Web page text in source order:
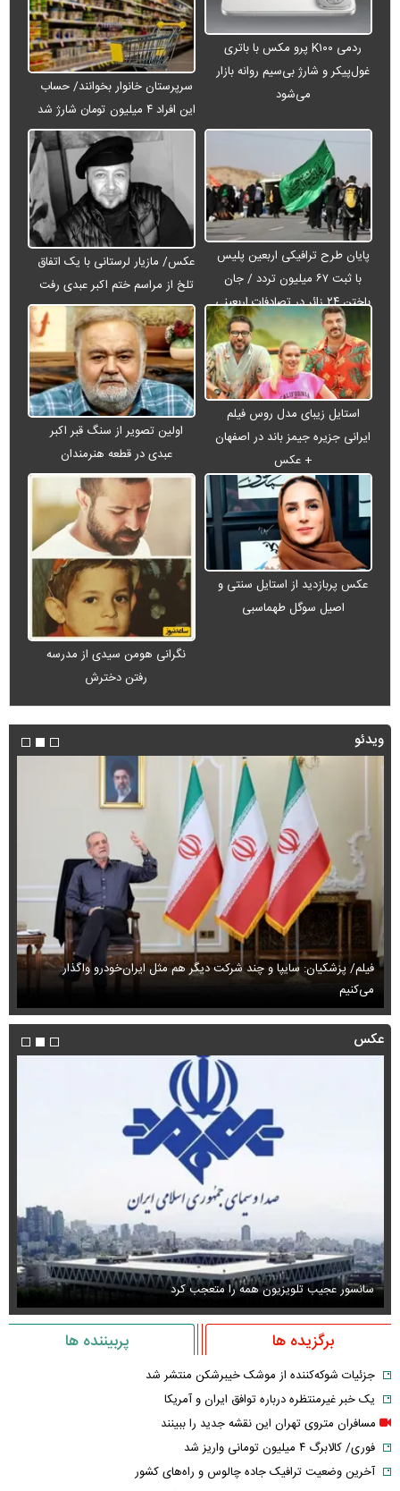
ردمی K۱۰۰ پرو مکس با باتری
غول‌پیکر و شارژ بی‌سیم روانه بازار
می‌شود
سرپرستان خانوار بخوانند/ حساب
این افراد ۴ میلیون تومان شارژ شد
پایان طرح ترافیکی اربعین پلیس
با ثبت ۶۷ میلیون تردد / جان
باختن ۲۴ زائر در تصادفات اربعینی
عکس/ مازیار لرستانی با یک اتفاق
تلخ از مراسم ختم اکبر عبدی رفت
استایل زیبای مدل روس فیلم
ایرانی جزیره جیمز باند در اصفهان
+ عکس
اولین تصویر از سنگ قبر اکبر
عبدی در قطعه هنرمندان
عکس پربازدید از استایل سنتی و
اصیل سوگل طهماسبی
نگرانی هومن سیدی از مدرسه
رفتن دخترش
ویدئو
فیلم/ پزشکیان: سایپا و چند شرکت دیگر هم مثل ایران‌خودرو واگذار
می‌کنیم
عکس
سانسور عجیب تلویزیون همه را متعجب کرد
برگزیده ها پربیننده ها
جزئیات شوکه‌کننده از موشک خیبرشکن منتشر شد
یک خبر غیرمنتظره درباره توافق ایران و آمریکا
مسافران متروی تهران این نقشه جدید را ببینند
فوری/ کالابرگ ۴ میلیون تومانی واریز شد
آخرین وضعیت ترافیک جاده چالوس و راه‌های کشور